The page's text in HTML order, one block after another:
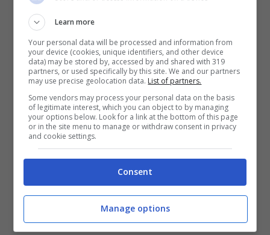
Learn more
Your personal data will be processed and information from
your device (cookies, unique identifiers, and other device
data) may be stored by, accessed by and shared with 319
partners, or used specifically by this site. We and our partners
may use precise geolocation data. List of partners.
Some vendors may process your personal data on the basis
of legitimate interest, which you can object to by managing
your options below. Look for a link at the bottom of this page
or in the site menu to manage or withdraw consent in privacy
and cookie settings.
Consent
Manage options